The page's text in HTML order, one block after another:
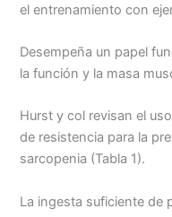
el entrenamiento con
Desempeña un papel
la función y la masa
Hurst y col revisan el
de resistencia para la
sarcopenia (Tabla 1).
La ingesta suficiente de